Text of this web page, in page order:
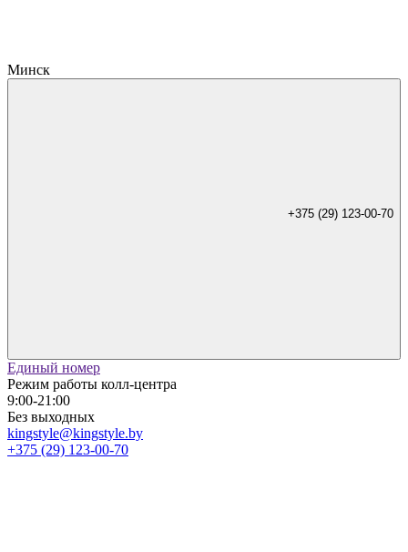
Минск
+375 (29) 123-00-70
Единый номер
Режим работы колл-центра
9:00-21:00
Без выходных
kingstyle@kingstyle.by
+375 (29) 123-00-70